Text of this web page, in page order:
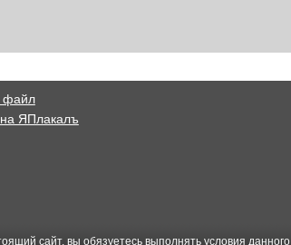
файл
ЯПлакалъ
сайт, вы обязуетесь выполнять условия данного